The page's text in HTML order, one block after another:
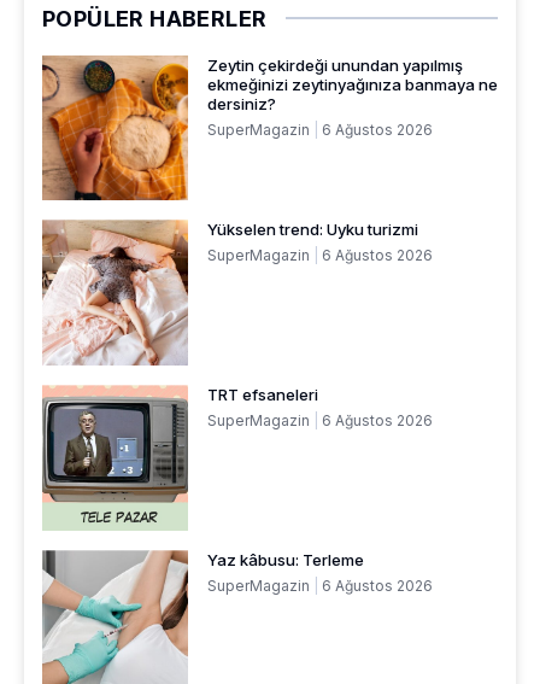
POPÜLER HABERLER
Zeytin çekirdeği unundan yapılmış
ekmeğinizi zeytinyağınıza banmaya ne
dersiniz?
SuperMagazin 6 Ağustos 2026
Yükselen trend: Uyku turizmi
SuperMagazin 6 Ağustos 2026
TRT efsaneleri
SuperMagazin 6 Ağustos 2026
Yaz kâbusu: Terleme
SuperMagazin 6 Ağustos 2026